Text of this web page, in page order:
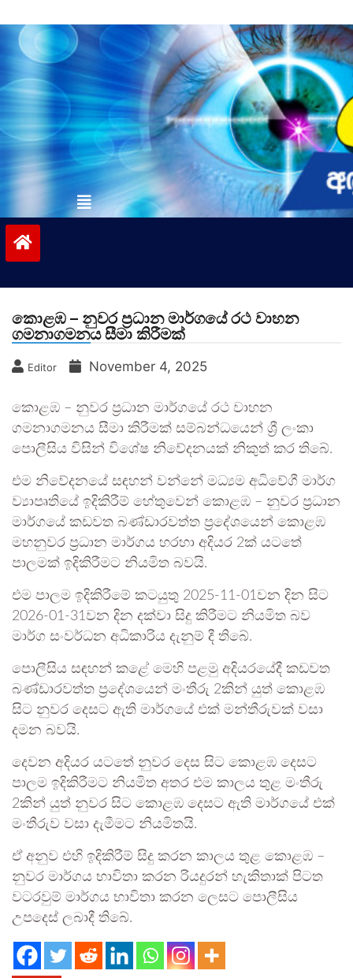
to
contentvinivida.lk
කොළඹ – නුවර ප්‍රධාන මාර්ගයේ රථ වාහන
ගමනාගමනය සීමා කිරීමක්
Editor November 4, 2025
කොළඹ – නුවර ප්‍රධාන මාර්ගයේ රථ වාහන
ගමනාගමනය සීමා කිරීමක් සම්බන්ධයෙන් ශ්‍රී ලංකා
පොලීසිය විසින් විශේෂ නිවේදනයක් නිකුත් කර තිබේ.
එම නිවේදනයේ සඳහන් වන්නේ මධ්‍යම අධිවේගී මාර්ග
ව්‍යාපෘතියේ ඉදිකිරීම් හේතුවෙන් කොළඹ – නුවර ප්‍රධාන
මාර්ගයේ කඩවත බණ්ඩාරවත්ත ප්‍රදේශයෙන් කොළඹ
මහනුවර ප්‍රධාන මාර්ගය හරහා අදියර 2ක් යටතේ
පාලමක් ඉදිකිරීමට නියමිත බවයි.
එම පාලම ඉදිකිරීමේ කටයුතු 2025-11-01වන දින සිට
2026-01-31වන දින දක්වා සිදු කිරීමට නියමිත බව
මාර්ග සංවර්ධන අධිකාරිය දැනුම් දී තිබේ.
පොලීසිය සඳහන් කළේ මෙහි පළමු අදියරයේදී කඩවත
බණ්ඩාරවත්ත ප්‍රදේශයෙන් මංතීරු 2කින් යුත් කොළඹ
සිට නුවර දෙසට ඇති මාර්ගයේ එක් මන්තීරුවක් වසා
දමන බවයි.
දෙවන අදියර යටතේ නුවර දෙස සිට කොළඹ දෙසට
පාලම ඉදිකිරීමට නියමිත අතර එම කාලය තුළ මංතීරු
2කින් යුත් නුවර සිට කොළඹ දෙසට ඇති මාර්ගයේ එක්
මංතීරුව වසා දැමීමට නියමිතයි.
ඒ අනුව එහි ඉදිකිරීම් සිදු කරන කාලය තුළ කොළඹ –
නුවර මාර්ගය භාවිතා කරන රියදුරන් හැකිතාක් පිටත
වටරවුම් මාර්ගය භාවිතා කරන ලෙසට පොලීසිය
උපදෙස් ලබාදී තිබේ.